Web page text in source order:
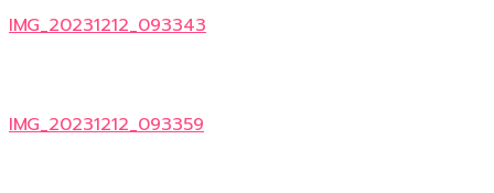
IMG_20231212_093343
IMG_20231212_093359